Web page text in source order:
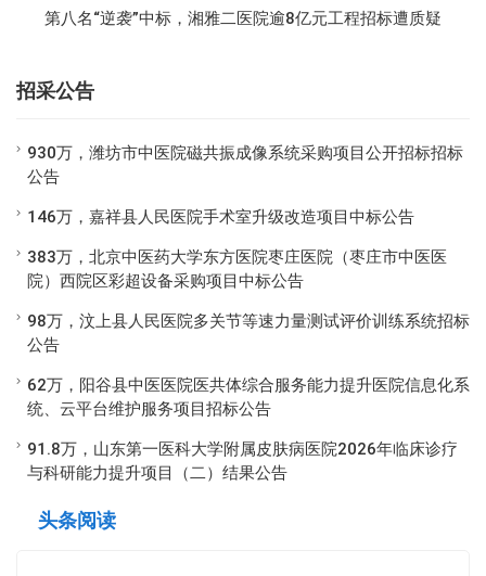
第八名“逆袭”中标，湘雅二医院逾8亿元工程招标遭质疑
招采公告
930万，潍坊市中医院磁共振成像系统采购项目公开招标招标
公告
146万，嘉祥县人民医院手术室升级改造项目中标公告
383万，北京中医药大学东方医院枣庄医院（枣庄市中医医
院）西院区彩超设备采购项目中标公告
98万，汶上县人民医院多关节等速力量测试评价训练系统招标
公告
62万，阳谷县中医医院医共体综合服务能力提升医院信息化系
统、云平台维护服务项目招标公告
91.8万，山东第一医科大学附属皮肤病医院2026年临床诊疗
与科研能力提升项目（二）结果公告
头条阅读